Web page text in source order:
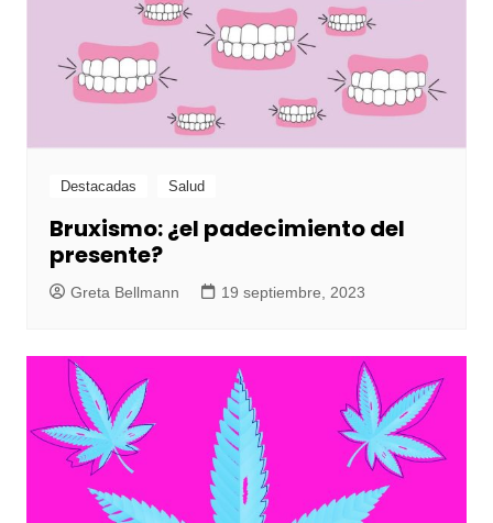
Destacadas Salud
Bruxismo: ¿el padecimiento del
presente?
Greta Bellmann 19 septiembre, 2023